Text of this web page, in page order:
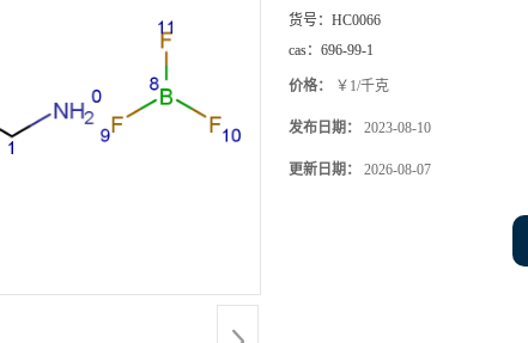
货号： HC0066
cas： 696-99-1
价格： ￥1/千克
发布日期： 2023-08-10
更新日期： 2026-08-07